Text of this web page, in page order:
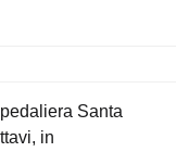
Santa
in